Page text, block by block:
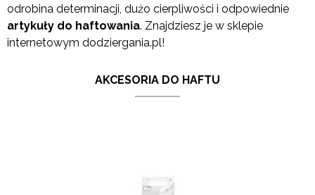
odrobina determinacji, dużo cierpliwości i odpowiednie
artykuły do haftowania. Znajdziesz je w sklepie
internetowym dodziergania.pl!
AKCESORIA DO HAFTU